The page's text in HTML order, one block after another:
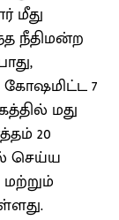
மீது
நீதிமன்ற
கோஷமிட்ட 7
மது
20
செய்ய